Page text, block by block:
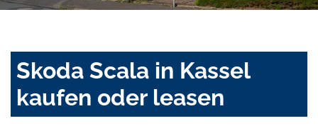
Skoda Scala in Kassel
kaufen oder leasen